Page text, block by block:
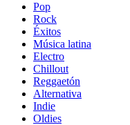
Pop
Rock
Éxitos
Música latina
Electro
Chillout
Reggaetón
Alternativa
Indie
Oldies